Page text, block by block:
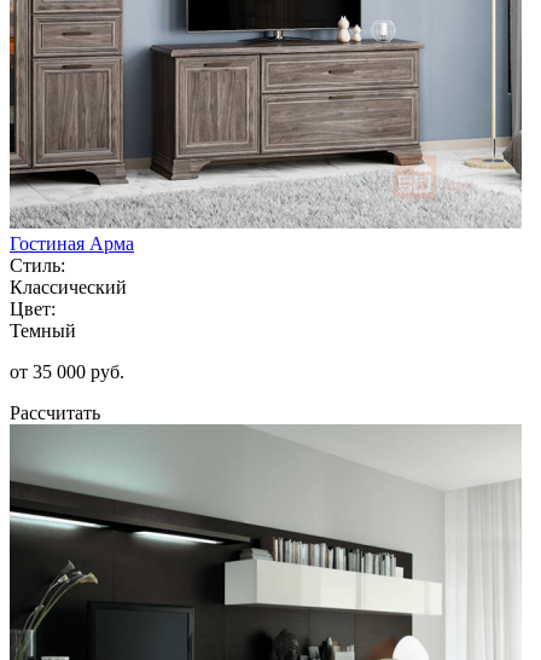
Гостиная Арма
Стиль:
Классический
Цвет:
Темный
от 35 000 руб.
Рассчитать